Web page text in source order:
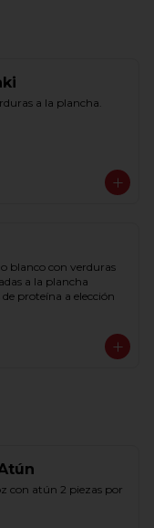
a la plancha.
blanco con verduras
a la plancha
proteína a elección
con atún 2 piezas por